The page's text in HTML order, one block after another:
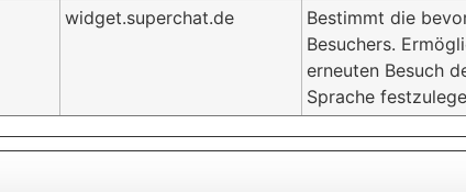
widget.superchat.de
Bestimmt die
Besuchers.
erneuten Besuch
Sprache